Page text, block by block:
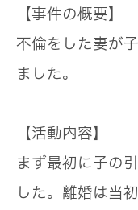
【事件の概要】
不倫をした妻が
ました。
【活動内容】
まず最初に子の
した。離婚は当